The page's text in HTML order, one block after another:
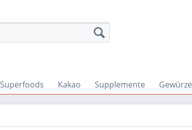
Superfoods Kakao Supplemente Gewürze